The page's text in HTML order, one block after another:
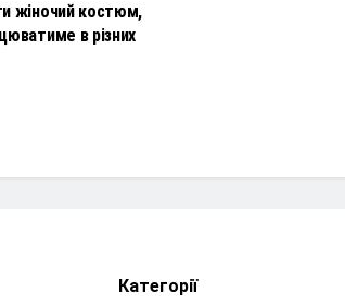
жіночий костюм,
в різних
Категорії